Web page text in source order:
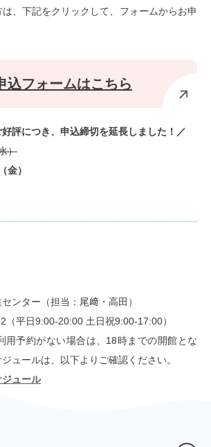
、下記をクリックして、フォームからお申
込フォームはこちら
評につき、申込締切を延長しました！／
）
金）
ンター（担当：尾﨑・高田）
（平日9:00-20:00 土日祝9:00-17:00）
用予約がない場合は、18時までの開館とな
ュールは、以下よりご確認ください。
ュール